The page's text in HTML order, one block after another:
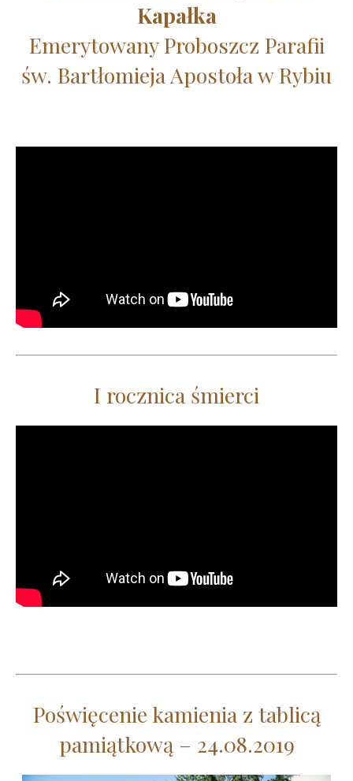
Kapałka
Emerytowany Proboszcz Parafii
św. Bartłomieja Apostoła w Rybiu
I rocznica śmierci
Poświęcenie kamienia z tablicą
pamiątkową – 24.08.2019